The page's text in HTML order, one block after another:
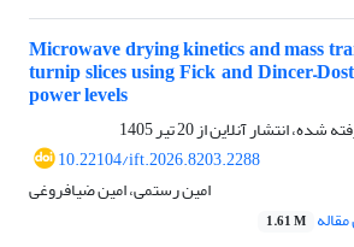
Microwave drying kinetics and mass
turnip slices using Fick and
power levels
شده، انتشار آنلاین از20 تیر 1405
10.22104/ift.2026.8203.2288
امین رستمی، امین ضیافروغی
1.61 M